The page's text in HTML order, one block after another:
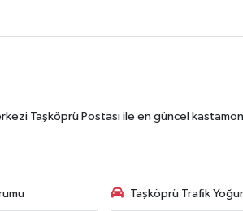
Taşköprü Postası ile en güncel
Taşköprü Trafik